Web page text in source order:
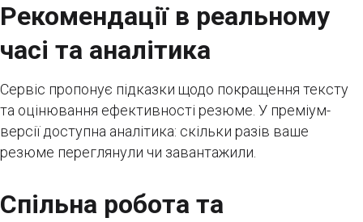
Рекомендації в реальному
часі та аналітика
Сервіс пропонує підказки щодо покращення тексту
та оцінювання ефективності резюме. У преміум-
версії доступна аналітика: скільки разів ваше
резюме переглянули чи завантажили.
Спільна робота та